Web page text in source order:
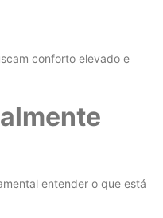
conforto elevado e
entender o que está